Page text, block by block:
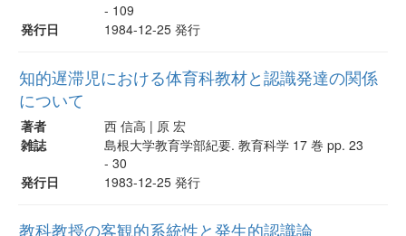
- 109
発行日
1984-12-25 発行
知的遅滞児における体育科教材と認識発達の関係
について
著者
西 信高 | 原 宏
雑誌
島根大学教育学部紀要. 教育科学 17 巻 pp. 23
- 30
発行日
1983-12-25 発行
教科教授の客観的系統性と発生的認識論